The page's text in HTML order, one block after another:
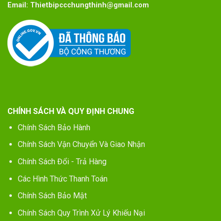
Email: Thietbipccchungthinh@gmail.com
CHÍNH SÁCH VÀ QUY ĐỊNH CHUNG
Chính Sách Bảo Hành
Chính Sách Vận Chuyển Và Giao Nhận
Chính Sách Đổi - Trả Hàng
Các Hình Thức Thanh Toán
Chính Sách Bảo Mật
Chính Sách Quy Trình Xử Lý Khiếu Nại